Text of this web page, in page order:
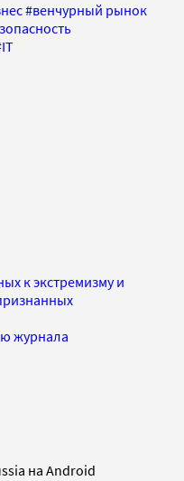
#венчурный рынок
IT
к экстремизму и
журнала
на Android